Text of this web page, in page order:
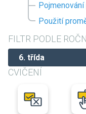
Použití
FILTR PODLE
CVIČENÍ